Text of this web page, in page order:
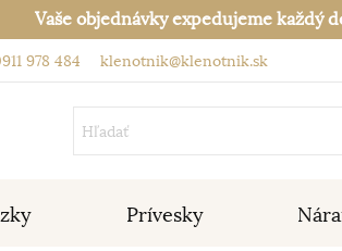
Vaše objednávky expedujeme každý
978 484 klenotnik@klenotnik.sk
Prívesky